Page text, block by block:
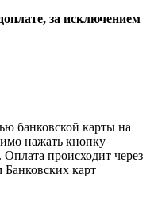
за исключением
банковской карты на
нажать кнопку
Оплата происходит через
карт